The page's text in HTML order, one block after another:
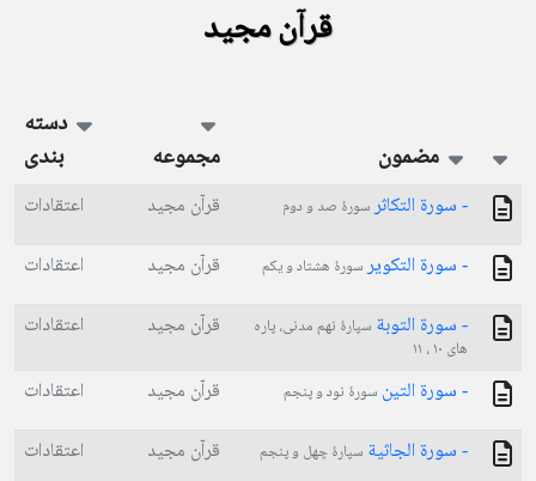
قرآن مجید
مضمون مجموعه
دسته
بندی
- سورة التكاثرسورۀ صد و دوم قرآن مجید
اعتقادات
- سورة التكويرسورۀ هشتاد و یکم قرآن مجید
اعتقادات
- سورة التوبة سپارۀ نهم مدنی، پاره
های ۱۰ ، ۱۱
قرآن مجید اعتقادات
- سورة التين سورۀ نود و پنجم قرآن مجید
اعتقادات
- سورة الجاثية سپارۀ چهل و پنجم قرآن مجید
اعتقادات